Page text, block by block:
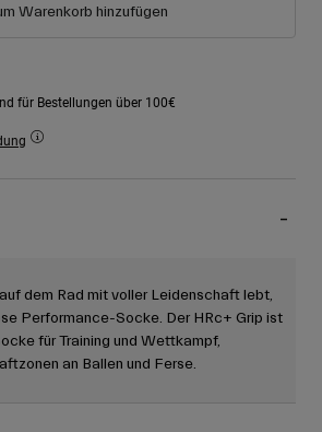
Warenkorb hinzufügen
für Bestellungen über 100€
dem Rad mit voller Leidenschaft lebt,
Performance-Socke. Der HRc+ Grip ist
für Training und Wettkampf,
an Ballen und Ferse.